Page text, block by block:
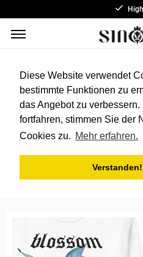
Diese Website verwendet
bestimmte Funktionen zu
das Angebot zu
fortfahren, stimmen Sie der
Cookies zu. Mehr erfahren.
Verstanden!